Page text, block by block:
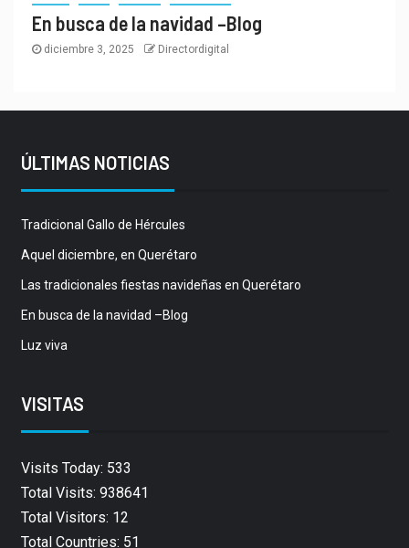
En busca de la navidad –Blog
diciembre 3, 2025 Directordigital
ÚLTIMAS NOTICIAS
Tradicional Gallo de Hércules
Aquel diciembre, en Querétaro
Las tradicionales fiestas navideñas en Querétaro
En busca de la navidad –Blog
Luz viva
VISITAS
Visits Today: 533
Total Visits: 938641
Total Visitors: 12
Total Countries: 51